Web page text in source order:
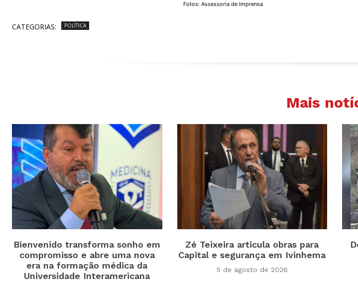
Fotos: Assessoria de Imprensa
CATEGORIAS: POLÍTICA
Mais
Bienvenido transforma sonho em
compromisso e abre uma nova
era na formação médica da
Universidade Interamericana
Zé Teixeira articula obras para
Capital e segurança em Ivinhema
5 de agosto de 2026